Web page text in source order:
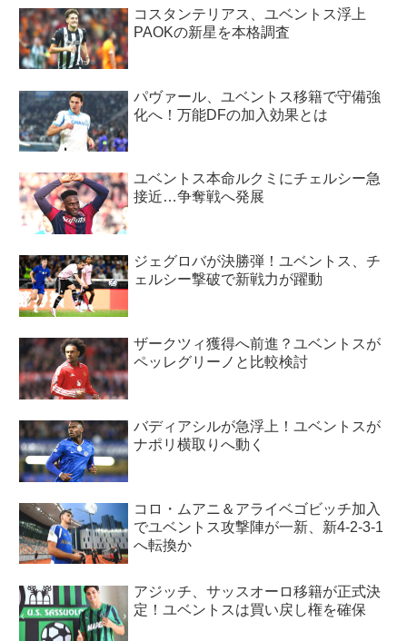
コスタンテリアス、ユベントス浮上
PAOKの新星を本格調査
パヴァール、ユベントス移籍で守備強
化へ！万能DFの加入効果とは
ユベントス本命ルクミにチェルシー急
接近…争奪戦へ発展
ジェグロバが決勝弾！ユベントス、チ
ェルシー撃破で新戦力が躍動
ザークツィ獲得へ前進？ユベントスが
ペッレグリーノと比較検討
バディアシルが急浮上！ユベントスが
ナポリ横取りへ動く
コロ・ムアニ＆アライベゴビッチ加入
でユベントス攻撃陣が一新、新4-2-3-1
へ転換か
アジッチ、サッスオーロ移籍が正式決
定！ユベントスは買い戻し権を確保